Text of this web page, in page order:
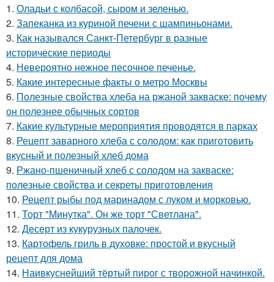
1. Оладьи с колбасой, сыром и зеленью.
2. Запеканка из куриной печени с шампиньонами.
3. Как назывался Санкт-Петербург в разные
исторические периоды
4. Невероятно нежное песочное печенье.
5. Какие интересные факты о метро Москвы
6. Полезные свойства хлеба на ржаной закваске: почему
он полезнее обычных сортов
7. Какие культурные мероприятия проводятся в парках
8. Рецепт заварного хлеба с солодом: как приготовить
вкусный и полезный хлеб дома
9. Ржано-пшеничный хлеб с солодом на закваске:
полезные свойства и секреты приготовления
10. Рецепт рыбы под маринадом с луком и морковью.
11. Торт "Минутка". Он же торт "Светлана".
12. Десерт из кукурузных палочек.
13. Картофель гриль в духовке: простой и вкусный
рецепт для дома
14. Наивкуснейший тёртый пирог с творожной начинкой.